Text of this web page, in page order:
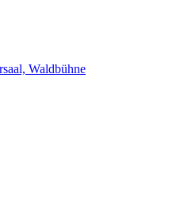
Waldbühne